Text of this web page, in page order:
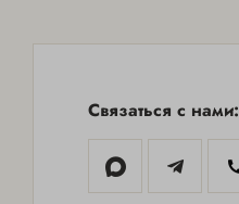
Связаться с нами: